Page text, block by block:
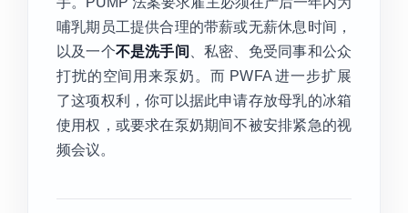
哺乳期员工提供合理的带薪或无薪休息时间，
以及一个不是洗手间
、私密、免受同事和公众
打扰的空间用来泵奶。而 PWFA 进一步扩展
了这项权利，你可以据此申请存放母乳的冰箱
使用权，或要求在泵奶期间不被安排紧急的视
频会议。